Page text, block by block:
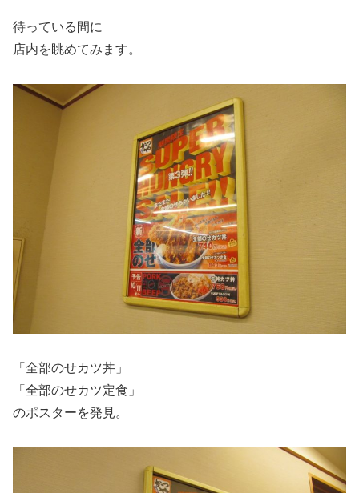
待っている間に
店内を眺めてみます。
「全部のせカツ丼」
「全部のせカツ定食」
のポスターを発見。